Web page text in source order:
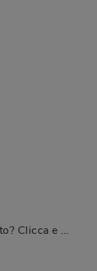
Cerchi una sedia da cucina in tessuto? Clicca e scopri il modello Shave/C SG di Zamagna per completare i tuoi interni ottimamente.